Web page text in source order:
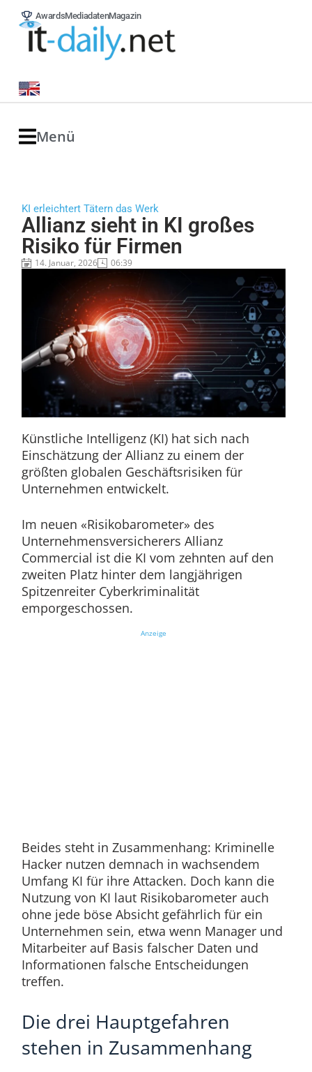
AwardsMediadatenMagazin
Menü
KI erleichtert Tätern das Werk
Allianz sieht in KI großes
Risiko für Firmen
14. Januar, 2026 06:39
Künstliche Intelligenz (KI) hat sich nach
Einschätzung der Allianz zu einem der
größten globalen Geschäftsrisiken für
Unternehmen entwickelt.
Im neuen «Risikobarometer» des
Unternehmensversicherers Allianz
Commercial ist die KI vom zehnten auf den
zweiten Platz hinter dem langjährigen
Spitzenreiter Cyberkriminalität
emporgeschossen.
Anzeige
Beides steht in Zusammenhang: Kriminelle
Hacker nutzen demnach in wachsendem
Umfang KI für ihre Attacken. Doch kann die
Nutzung von KI laut Risikobarometer auch
ohne jede böse Absicht gefährlich für ein
Unternehmen sein, etwa wenn Manager und
Mitarbeiter auf Basis falscher Daten und
Informationen falsche Entscheidungen
treffen.
Die drei Hauptgefahren
stehen in Zusammenhang